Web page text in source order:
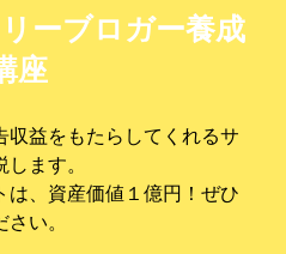
リーブロガー養成
座
収益をもたらしてくれるサ
ます。
は、資産価値１億円！ぜひ
い。